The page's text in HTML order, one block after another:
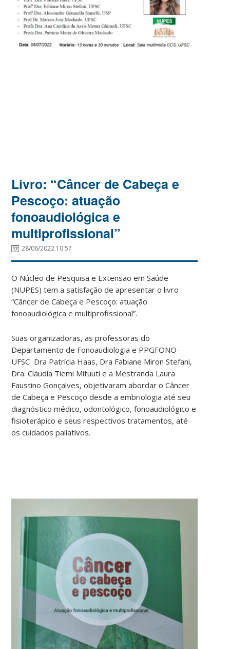
Livro: “Câncer de Cabeça e
Pescoço: atuação
fonoaudiológica e
multiprofissional”
28/06/2022 10:57
O Núcleo de Pesquisa e Extensão em Saúde
(NUPES) tem a satisfação de apresentar o livro
“Câncer de Cabeça e Pescoço: atuação
fonoaudiológica e multiprofissional”.
Suas organizadoras, as professoras do
Departamento de Fonoaudiologia e PPGFONO-
UFSC Dra Patrícia Haas, Dra Fabiane Miron Stefani,
Dra. Cláudia Tiemi Mituuti e a Mestranda Laura
Faustino Gonçalves, objetivaram abordar o Câncer
de Cabeça e Pescoço desde a embriologia até seu
diagnóstico médico, odontológico, fonoaudiológico e
fisioterápico e seus respectivos tratamentos, até
os cuidados paliativos.